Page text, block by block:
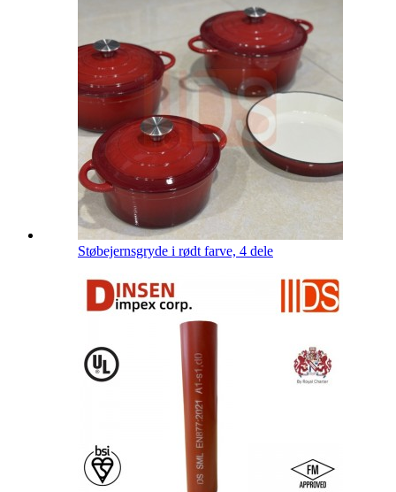
Støbejernsgryde i rødt farve, 4 dele